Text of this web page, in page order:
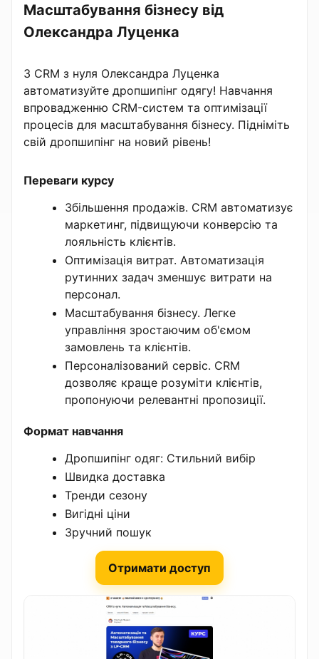
Масштабування бізнесу від
Олександра Луценка
З CRM з нуля Олександра Луценка
автоматизуйте дропшипінг одягу! Навчання
впровадженню CRM-систем та оптимізації
процесів для масштабування бізнесу. Підніміть
свій дропшипінг на новий рівень!
Переваги курсу
Збільшення продажів. CRM автоматизує
маркетинг, підвищуючи конверсію та
лояльність клієнтів.
Оптимізація витрат. Автоматизація
рутинних задач зменшує витрати на
персонал.
Масштабування бізнесу. Легке
управління зростаючим об'ємом
замовлень та клієнтів.
Персоналізований сервіс. CRM
дозволяє краще розуміти клієнтів,
пропонуючи релевантні пропозиції.
Формат навчання
Дропшипінг одяг: Стильний вибір
Швидка доставка
Тренди сезону
Вигідні ціни
Зручний пошук
Отримати доступ